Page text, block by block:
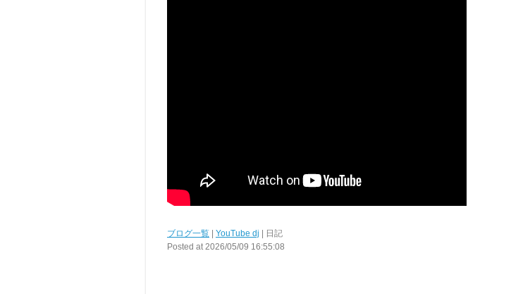
ブログ一覧 YouTube dj | 日記
Posted at 2026/05/09 16:55:08